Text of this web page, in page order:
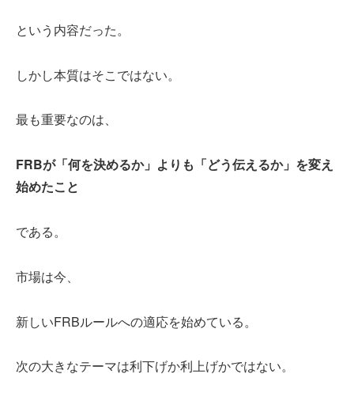
という内容だった。
しかし本質はそこではない。
最も重要なのは、
FRBが「何を決めるか」よりも「どう伝えるか」を変え
始めたこと
である。
市場は今、
新しいFRBルールへの適応を始めている。
次の大きなテーマは利下げか利上げかではない。